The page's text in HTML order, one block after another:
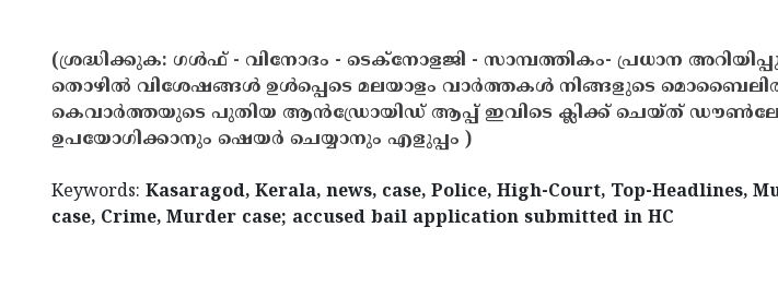
(ശ്രദ്ധിക്കുക: ഗൾഫ് - വിനോദം - ടെക്നോളജി - സാമ്പത്തികം- പ്രധാന
തൊഴിൽ വിശേഷങ്ങൾ ഉൾപ്പെടെ മലയാളം വാർത്തകൾ നിങ്ങളുടെ
കെവാർത്തയുടെ പുതിയ ആൻഡ്രോയിഡ് ആപ്പ് ഇവിടെ ക്ലിക്ക് ചെയ്ത്
ഉപയോഗിക്കാനും ഷെയർ ചെയ്യാനും എളുപ്പം )
Keywords: Kasaragod, Kerala, news, case, Police, High-Court, Top-Headlines,
case, Crime, Murder case; accused bail application submitted in HC